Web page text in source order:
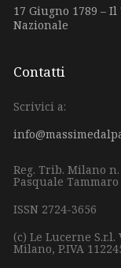
17 Giugno 1789 –
Nazionale
Contatti
Scrivici a:
Reg. Trib. Milano
Pasquale Tammaro
ISSN 2724-3656
(c) Le Lucerne S.r.l.
Milano, P.IVA